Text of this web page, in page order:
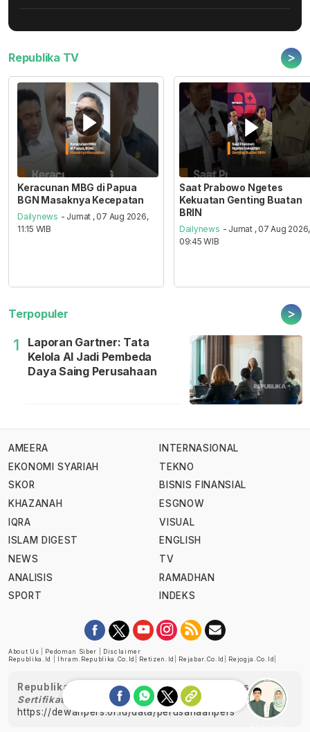
Republika TV >
Keracunan MBG di Papua
BGN Masaknya Kecepatan
Dailynews - Jumat , 07 Aug 2026,
11:15 WIB
Saat Prabowo Ngetes
Kekuatan Genting Buatan
BRIN
Dailynews - Jumat , 07 Aug 2026,
09:45 WIB
Terpopuler >
1
Laporan Gartner: Tata
Kelola AI Jadi Pembeda
Daya Saing Perusahaan
AMEERA
EKONOMI SYARIAH
SKOR
KHAZANAH
IQRA
ISLAM DIGEST
NEWS
ANALISIS
SPORT
INTERNASIONAL
TEKNO
BISNIS FINANSIAL
ESGNOW
VISUAL
ENGLISH
TV
RAMADHAN
INDEKS
About Us Pedoman Siber
Disclaimer
Republika.id
Ihram.republika.co.id Retizen.id Rejabar.co.id Rejogja.co.id
Republika telah diverifikasi oleh Dewan Pers
Sertifikat Nomor 1058/DP-Verifikasi/K/XII/2022
https://dewanpers.or.id/data/perusahaanpers